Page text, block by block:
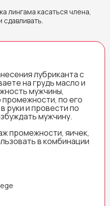
лингама касаться члена,
сдавливать.
лубриканта с
на грудь масло и
мужчины,
промежности, по его
руки и провести по
мужчину.
промежности, яичек,
в комбинации